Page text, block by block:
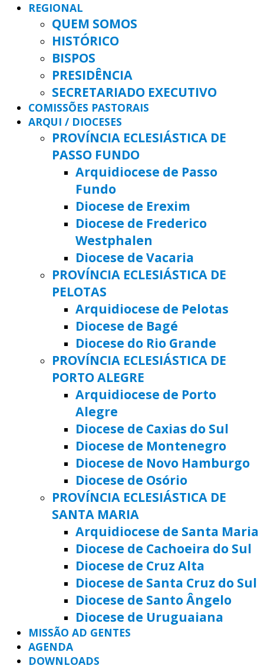
REGIONAL
QUEM SOMOS
HISTÓRICO
BISPOS
PRESIDÊNCIA
SECRETARIADO EXECUTIVO
COMISSÕES PASTORAIS
ARQUI / DIOCESES
PROVÍNCIA ECLESIÁSTICA DE
PASSO FUNDO
Arquidiocese de Passo
Fundo
Diocese de Erexim
Diocese de Frederico
Westphalen
Diocese de Vacaria
PROVÍNCIA ECLESIÁSTICA DE
PELOTAS
Arquidiocese de Pelotas
Diocese de Bagé
Diocese do Rio Grande
PROVÍNCIA ECLESIÁSTICA DE
PORTO ALEGRE
Arquidiocese de Porto
Alegre
Diocese de Caxias do Sul
Diocese de Montenegro
Diocese de Novo Hamburgo
Diocese de Osório
PROVÍNCIA ECLESIÁSTICA DE
SANTA MARIA
Arquidiocese de Santa Maria
Diocese de Cachoeira do Sul
Diocese de Cruz Alta
Diocese de Santa Cruz do Sul
Diocese de Santo Ângelo
Diocese de Uruguaiana
MISSÃO AD GENTES
AGENDA
DOWNLOADS